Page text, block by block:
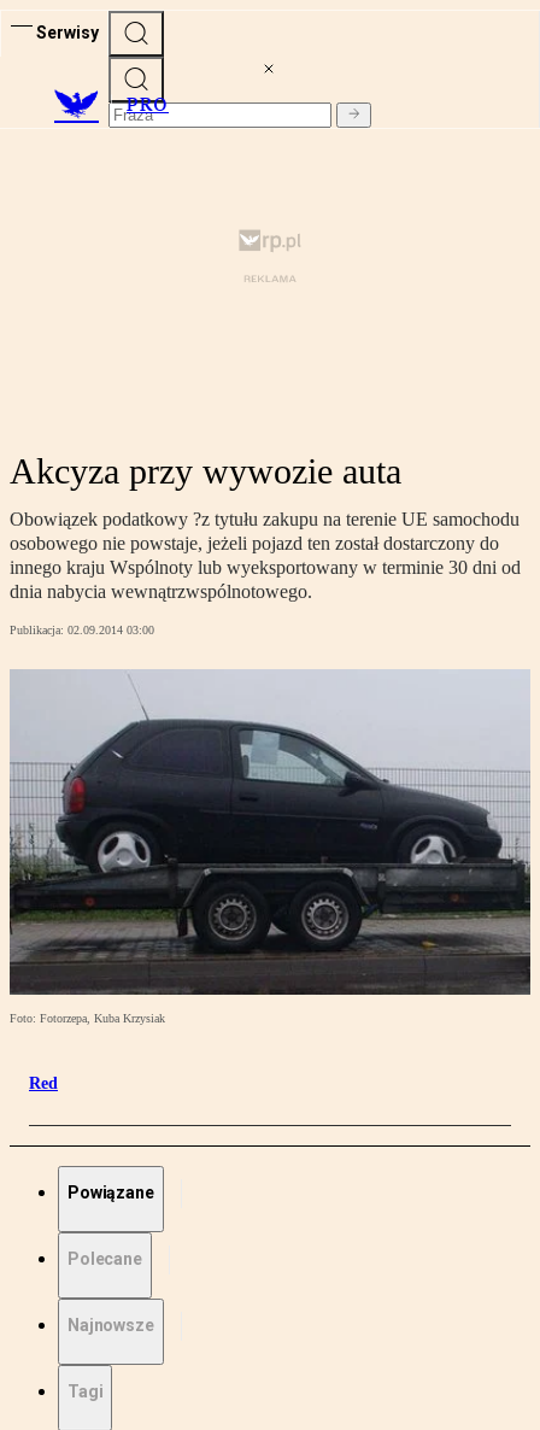
Serwisy
PRO
Akcyza przy wywozie auta
Obowiązek podatkowy ?z tytułu zakupu na terenie UE samochodu
osobowego nie powstaje, jeżeli pojazd ten został dostarczony do
innego kraju Wspólnoty lub wyeksportowany w terminie 30 dni od
dnia nabycia wewnątrzwspólnotowego.
Publikacja: 02.09.2014 03:00
Foto: Fotorzepa, Kuba Krzysiak
Red
Powiązane
Polecane
Najnowsze
Tagi